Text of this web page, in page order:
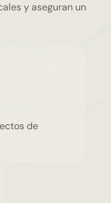
y aseguran un
de